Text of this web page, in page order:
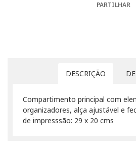
PARTILHAR
DESCRIÇÃO
Compartimento principal com
organizadores, alça ajustável e
de impresssão: 29 x 20 cms